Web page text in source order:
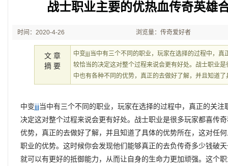
战士职业主要的优热血传奇英雄
时间：2020-4-26
22:49:23
浏览量：传奇爱好者
文 章
摘 要
中变jjj当中有三个不同的职业，玩家在选择的过程中，真
较恰当的决定这对整个过程来说会更有好处。战士职业
中也有各种不同的优势，真正的去做好了解，并且知道了
中变jjj当中有三个不同的职业，玩家在选择的过程中，真正的关
决定这对整个过程来说会更有好处。战士职业是很多玩家都喜传
优势，真正的去做好了解，并且知道了具体的优势所在，这对任
职业的优势。这时候你会发现他们能够真正的去负传奇多少钱破
就可以有更好的抵御能力，从而让自身的生命力更加顽强。这个